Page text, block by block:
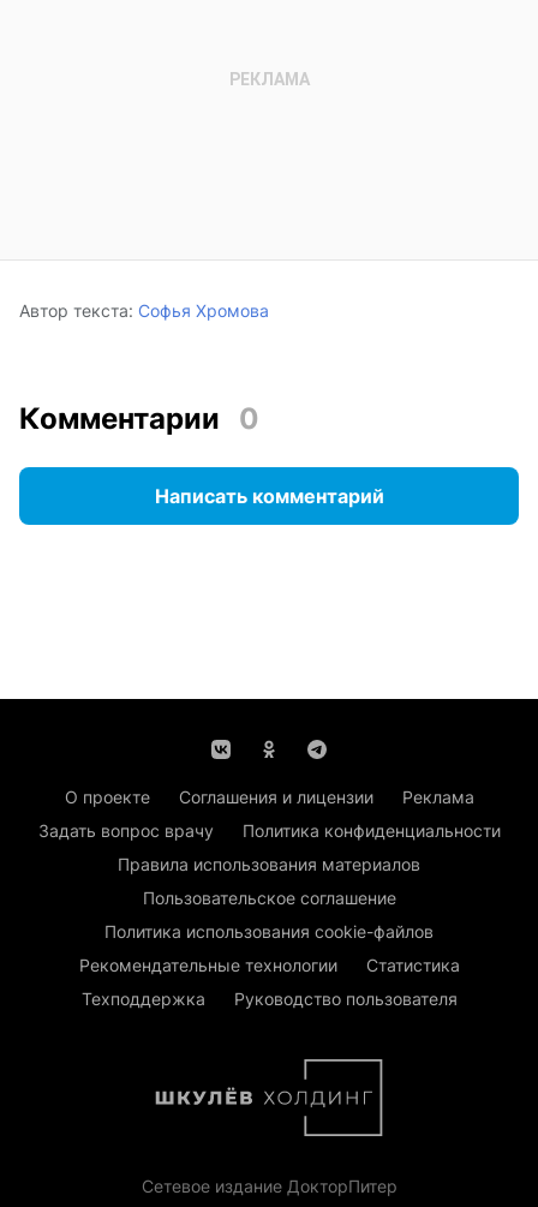
Автор текста: Софья Хромова
Комментарии 0
Написать комментарий
О проекте Соглашения и лицензии
Реклама
Задать вопрос врачу
Политика конфиденциальности
Правила использования материалов
Пользовательское соглашение
Политика использования cookie-файлов
Рекомендательные технологии
Статистика
Техподдержка
Руководство пользователя
Сетевое издание ДокторПитер